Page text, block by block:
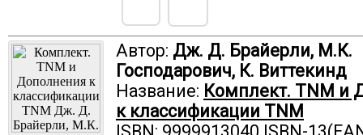
Автор: Дж. Д. Брайерли, М.К.
Господарович, К. Виттекинд
Название: Комплект. TNM и
к классификации TNM